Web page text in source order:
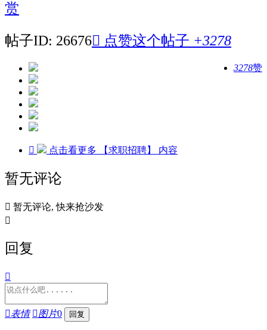
赏
帖子ID: 26676 点赞这个帖子 +3278
3278赞
 点击看更多 【求职招聘】 内容
暂无评论
 暂无评论, 快来抢沙发

回复

表情 图片0